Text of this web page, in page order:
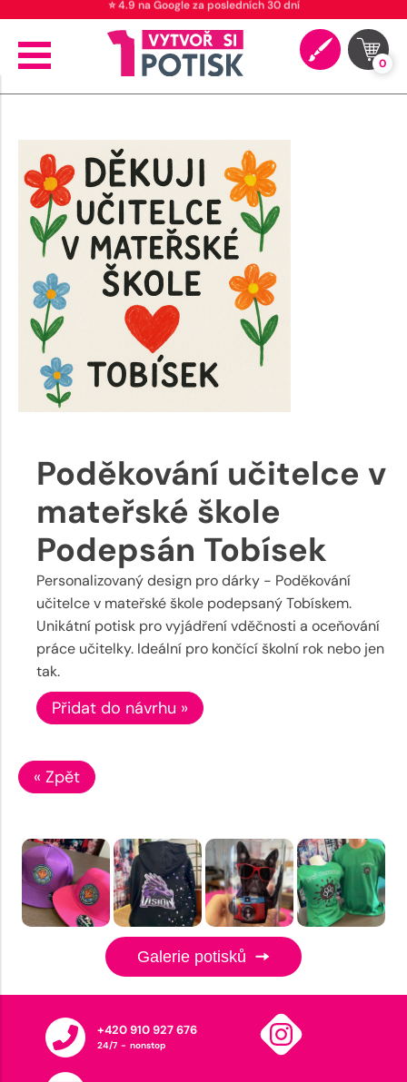
⭐ 4.9 na Google za posledních 30 dní
0
Poděkování učitelce v
mateřské škole
Podepsán Tobísek
Personalizovaný design pro dárky - Poděkování
učitelce v mateřské škole podepsaný Tobískem.
Unikátní potisk pro vyjádření vděčnosti a oceňování
práce učitelky. Ideální pro končící školní rok nebo jen
tak.
Přidat do návrhu »
« Zpět
Galerie potisků
+420 910 927 676
24/7 - nonstop